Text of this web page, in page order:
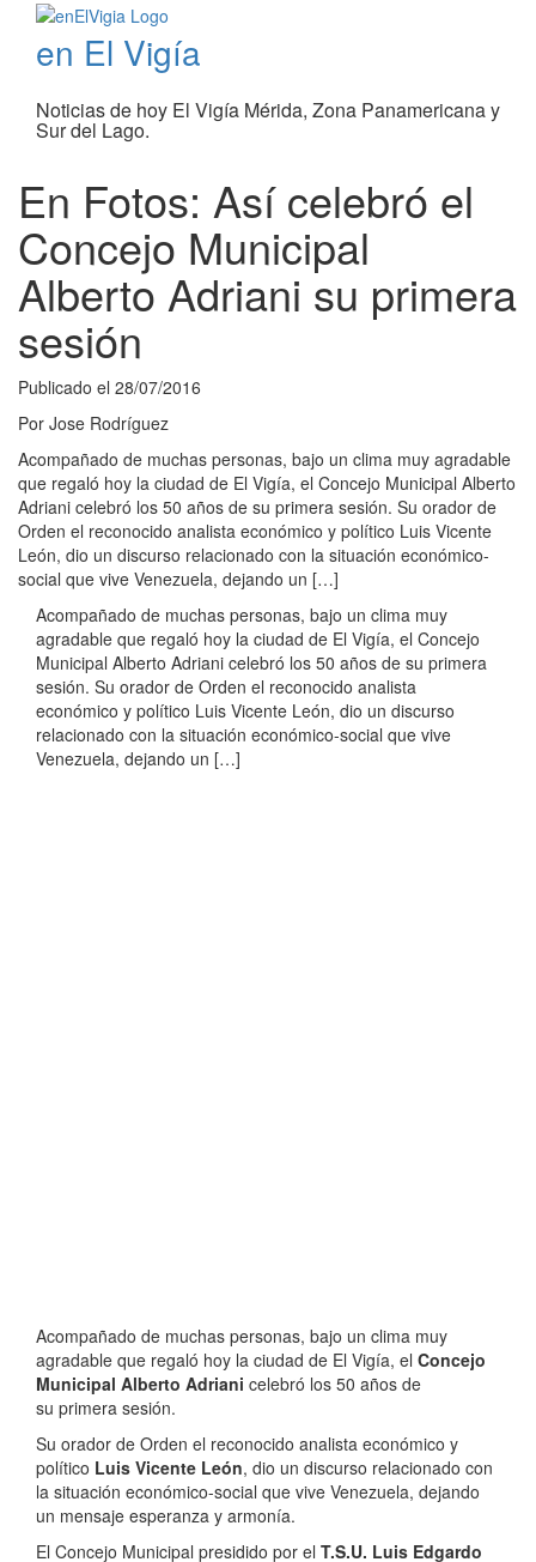
en El Vigía
Noticias de hoy El Vigía Mérida, Zona Panamericana y
Sur del Lago.
En Fotos: Así celebró el
Concejo Municipal
Alberto Adriani su primera
sesión
Publicado el 28/07/2016
Por Jose Rodríguez
Acompañado de muchas personas, bajo un clima muy agradable
que regaló hoy la ciudad de El Vigía, el Concejo Municipal Alberto
Adriani celebró los 50 años de su primera sesión. Su orador de
Orden el reconocido analista económico y político Luis Vicente
León, dio un discurso relacionado con la situación económico-
social que vive Venezuela, dejando un […]
Acompañado de muchas personas, bajo un clima muy
agradable que regaló hoy la ciudad de El Vigía, el Concejo
Municipal Alberto Adriani celebró los 50 años de su primera
sesión. Su orador de Orden el reconocido analista
económico y político Luis Vicente León, dio un discurso
relacionado con la situación económico-social que vive
Venezuela, dejando un […]
Acompañado de muchas personas, bajo un clima muy
agradable que regaló hoy la ciudad de El Vigía, el Concejo
Municipal Alberto Adriani celebró los 50 años de
su primera sesión.
Su orador de Orden el reconocido analista económico y
político Luis Vicente León, dio un discurso relacionado con
la situación económico-social que vive Venezuela, dejando
un mensaje esperanza y armonía.
El Concejo Municipal presidido por el T.S.U. Luis Edgardo